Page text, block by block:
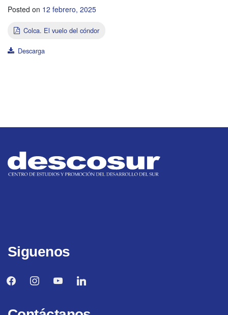
Posted on 12 febrero, 2025
Colca. El vuelo del cóndor
Descarga
Siguenos
facebookinstagramyoutubelinkedin